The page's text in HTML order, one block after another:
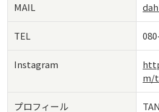
MAIL
TEL
Instagram
m/
プロフィール